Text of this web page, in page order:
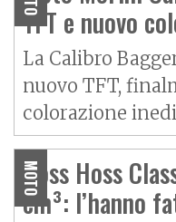
TFT e nuovo
La Calibro
nuovo TFT,
colorazione
MOTO
Boss Hoss
cm³: l’hanno